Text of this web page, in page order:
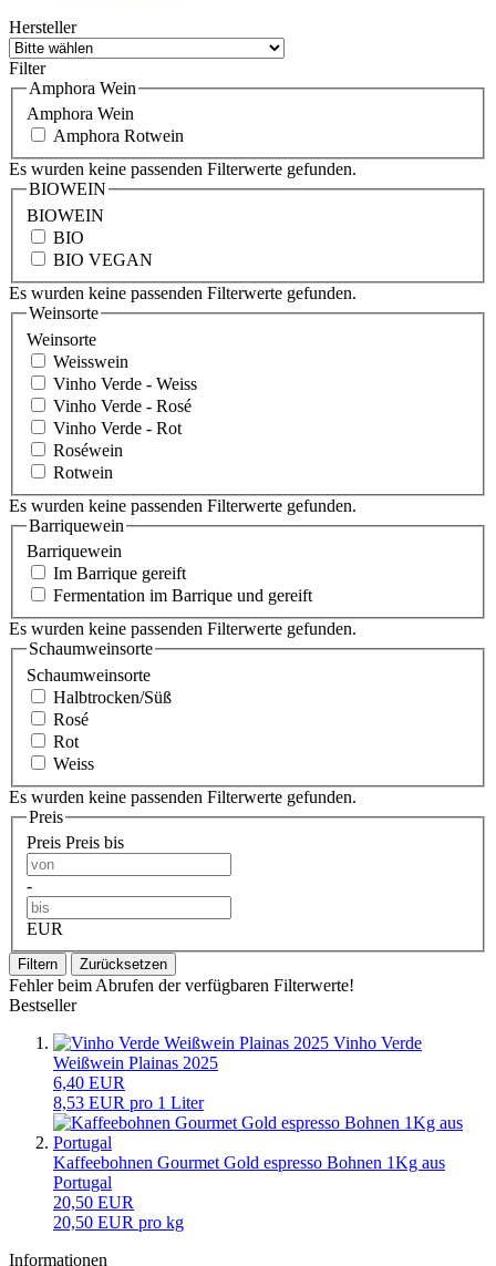
Hersteller
Filter
Amphora Wein
Amphora Wein
Amphora Rotwein
Es wurden keine passenden Filterwerte gefunden.
BIOWEIN
BIOWEIN
BIO
BIO VEGAN
Es wurden keine passenden Filterwerte gefunden.
Weinsorte
Weinsorte
Weisswein
Vinho Verde - Weiss
Vinho Verde - Rosé
Vinho Verde - Rot
Roséwein
Rotwein
Es wurden keine passenden Filterwerte gefunden.
Barriquewein
Barriquewein
Im Barrique gereift
Fermentation im Barrique und gereift
Es wurden keine passenden Filterwerte gefunden.
Schaumweinsorte
Schaumweinsorte
Halbtrocken/Süß
Rosé
Rot
Weiss
Es wurden keine passenden Filterwerte gefunden.
Preis
Preis Preis bis
-
EUR
Filtern Zurücksetzen
Fehler beim Abrufen der verfügbaren Filterwerte!
Bestseller
Vinho Verde
Weißwein Plainas 2025
6,40 EUR
8,53 EUR pro 1 Liter
Kaffeebohnen Gourmet Gold espresso Bohnen 1Kg aus
Portugal
20,50 EUR
20,50 EUR pro kg
Informationen